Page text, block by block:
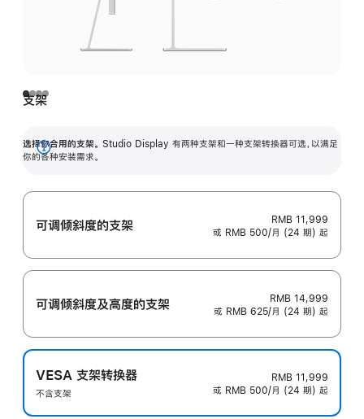
支架
选择你合用的支架。 Studio Display 有两种支架和一种支架转换器可选，以满足
你的各种安装需求。
展
可调倾斜度的支架
RMB 11,999
或 RMB 500/月 (24 期) 起
可调倾斜度及高‍度的支‍架
RMB 14,999
或 RMB 625/月 (24 期) 起
VESA 支架转换器
不含支架
RMB 11,999
或 RMB 500/月 (24 期) 起